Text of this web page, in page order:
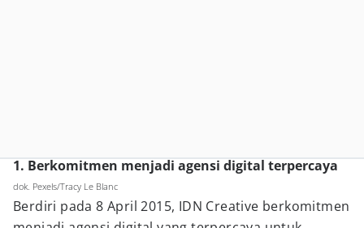
1. Berkomitmen menjadi agensi digital terpercaya
dok. Pexels/Tracy Le Blanc
Berdiri pada 8 April 2015, IDN Creative berkomitmen